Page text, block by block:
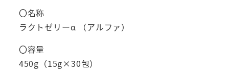
ト
ト
リ
プ
〇名称
ラクトゼリーα （アルファ）
〇容量
450g（15g×30包）